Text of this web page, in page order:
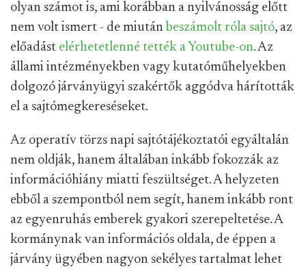
olyan számot is, ami korábban a nyilvánosság előtt
nem volt ismert - de miután beszámolt róla sajtó, az
előadást elérhetetlenné tették a Youtube-on. Az
állami intézményekben vagy kutatóműhelyekben
dolgozó járványügyi szakértők aggódva hárították
el a sajtómegkereséseket.
Az operatív törzs napi sajtótájékoztatói egyáltalán
nem oldják, hanem általában inkább fokozzák az
információhiány miatti feszültséget. A helyzeten
ebből a szempontból nem segít, hanem inkább ront
az egyenruhás emberek gyakori szerepeltetése. A
kormánynak van információs oldala, de éppen a
járvány ügyében nagyon sekélyes tartalmat lehet